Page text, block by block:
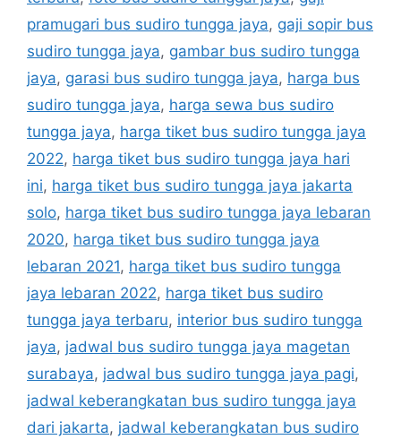
pramugari bus sudiro tungga jaya, gaji sopir bus
sudiro tungga jaya, gambar bus sudiro tungga
jaya, garasi bus sudiro tungga jaya, harga bus
sudiro tungga jaya, harga sewa bus sudiro
tungga jaya, harga tiket bus sudiro tungga jaya
2022, harga tiket bus sudiro tungga jaya hari
ini, harga tiket bus sudiro tungga jaya jakarta
solo, harga tiket bus sudiro tungga jaya lebaran
2020, harga tiket bus sudiro tungga jaya
lebaran 2021, harga tiket bus sudiro tungga
jaya lebaran 2022, harga tiket bus sudiro
tungga jaya terbaru, interior bus sudiro tungga
jaya, jadwal bus sudiro tungga jaya magetan
surabaya, jadwal bus sudiro tungga jaya pagi,
jadwal keberangkatan bus sudiro tungga jaya
dari jakarta, jadwal keberangkatan bus sudiro